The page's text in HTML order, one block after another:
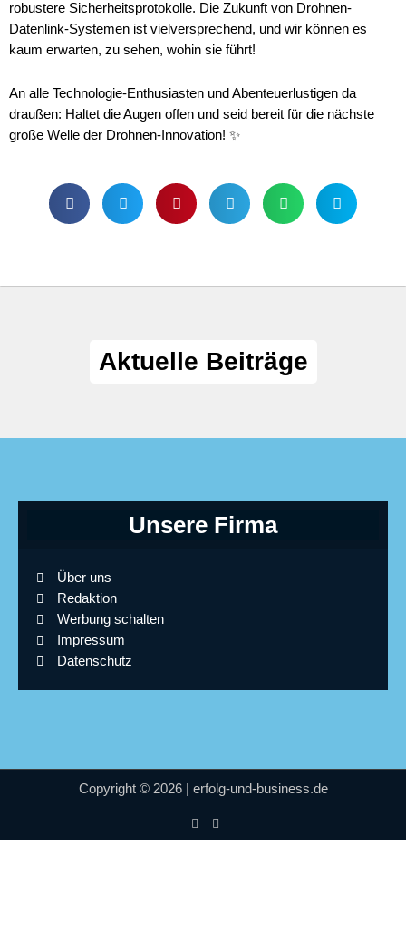
robustere Sicherheitsprotokolle. Die Zukunft von Drohnen-
Datenlink-Systemen ist vielversprechend, und wir können es
kaum erwarten, zu sehen, wohin sie führt!
An alle Technologie-Enthusiasten und Abenteuerlustigen da
draußen: Haltet die Augen offen und seid bereit für die nächste
große Welle der Drohnen-Innovation! ✨
Aktuelle Beiträge
Unsere Firma
Über uns
Redaktion
Werbung schalten
Impressum
Datenschutz
Copyright © 2026 | erfolg-und-business.de